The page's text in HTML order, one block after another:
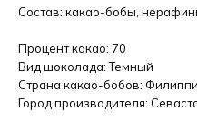
Состав: какао-бобы,
Процент какао: 70
Вид шоколада: Темный
Страна какао-бобов:
Город производителя: